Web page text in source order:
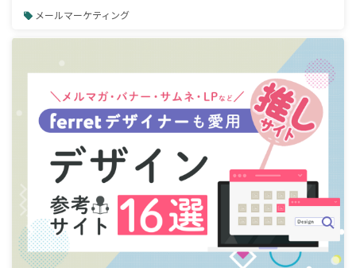
メールマーケティング